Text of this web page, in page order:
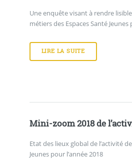
Une enquête visant à rendre
métiers des Espaces Santé Jeunes
LIRE LA SUITE
Mini-zoom 2018 de
Etat des lieux global de l’activité
Jeunes pour l’année 2018